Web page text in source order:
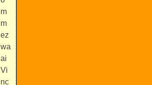
m
m
ez
wa
ai
Vi
nc